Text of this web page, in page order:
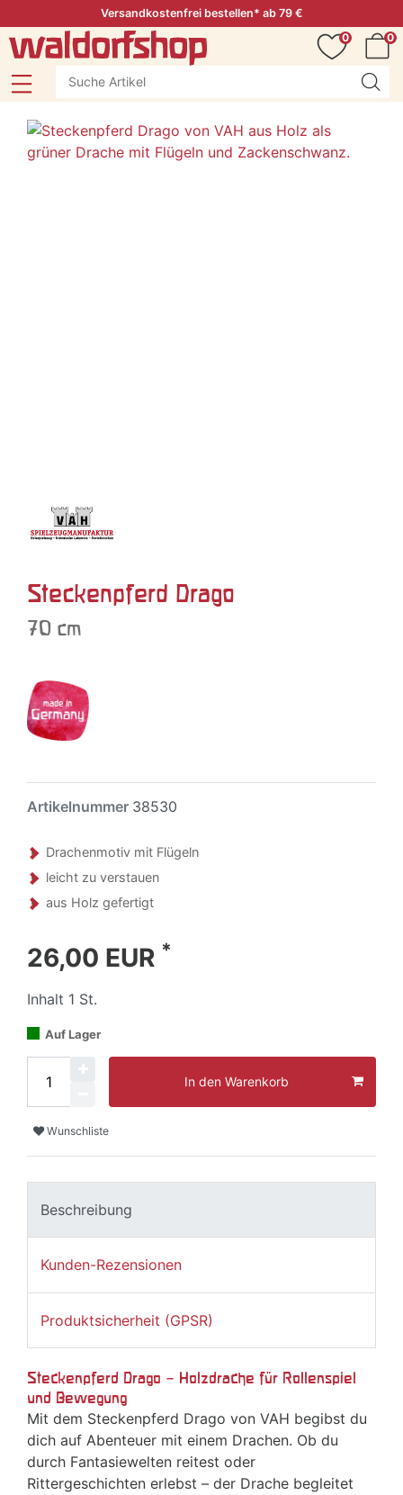
Versandkostenfrei bestellen* ab 79 €
0
0
Steckenpferd Drago
70 cm
Artikelnummer 38530
Drachenmotiv mit Flügeln
leicht zu verstauen
aus Holz gefertigt
26,00 EUR *
Inhalt 1 St.
Auf Lager
In den Warenkorb
Wunschliste
Beschreibung
Kunden-Rezensionen
Produktsicherheit (GPSR)
Steckenpferd Drago – Holzdrache für Rollenspiel
und Bewegung
Mit dem Steckenpferd Drago von VAH begibst du
dich auf Abenteuer mit einem Drachen. Ob du
durch Fantasiewelten reitest oder
Rittergeschichten erlebst – der Drache begleitet